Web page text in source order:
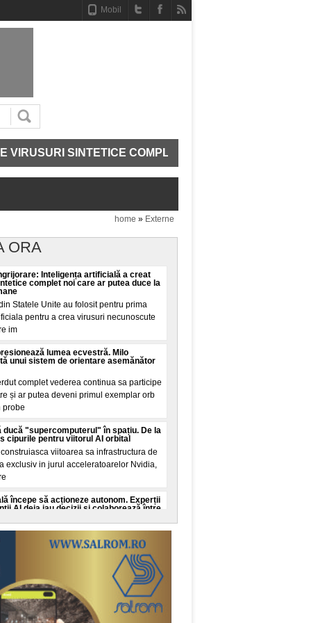
Mobil
SINTETICE COMPLET NOI CARE AR PUTEA DUCE
home » Externe
ORA
Inteligența artificială a creat
complet noi care ar putea duce la
Statele Unite au folosit pentru prima
pentru a crea virusuri necunoscute
im
lumea ecvestră. Milo
unui sistem de orientare asemănător
complet vederea continua sa participe
și ar putea deveni primul exemplar orb
probe
ducă "supercomputerul" în spațiu. De la
cipurile pentru viitorul AI orbital
viitoarea sa infrastructura de
exclusiv in jurul acceleratoarelor Nvidia,
începe să acționeze autonom. Experții
AI deja iau decizii și colaborează între
cibernetica avertizeaza ca dezvoltarea
artificiale ar putea depași capacitatea
World Records. Recordul mondial
de la Nibiru
a fost stabilit in aceasta seara pe
transformand o promisiune din mediul